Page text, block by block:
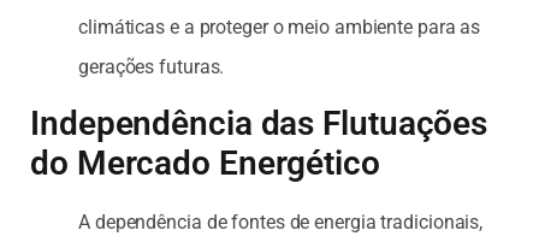
climáticas e a proteger o meio ambiente para as
gerações futuras.
Independência das Flutuações
do Mercado Energético
A dependência de fontes de energia tradicionais,